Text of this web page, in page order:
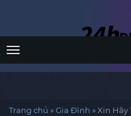
Menu
Trang chủ »Gia Đình »Xin Hãy